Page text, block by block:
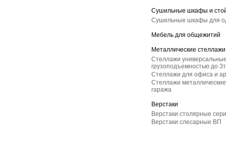
Сушильные шкафы и
Сушильные шкафы для
Мебель для общежитий
Металлические стеллажи
Стеллажи
грузоподъемностью до
Стеллажи для офиса и
Стеллажи
гаража
Верстаки
Верстаки столярные
Верстаки слесарные ВП